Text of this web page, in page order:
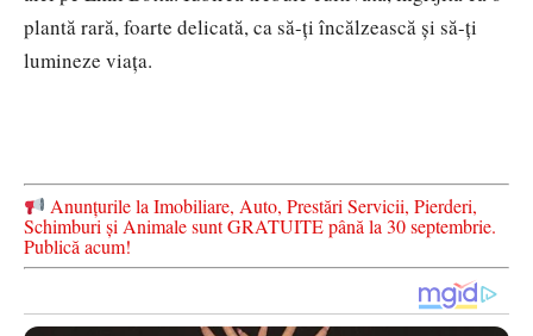
plantă rară, foarte delicată, ca să-ți încălzească și să-ți
lumineze viața.
Anunțurile la Imobiliare, Auto, Prestări Servicii, Pierderi,
Schimburi și Animale sunt GRATUITE până la 30 septembrie.
Publică acum!